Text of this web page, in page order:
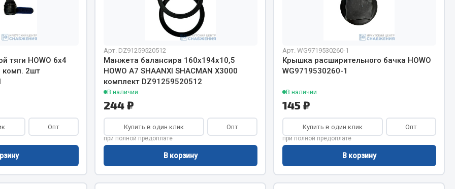
Инструмент
Автомобильный инструмент
Измерительный инструмент
Крепежный инструмент
Силовое оборудование
Слесарный инструмент
Столярный инструмент
Показать ещё
Цепи подъёмные
Весь раздел
тяги HOWO 6х4
комп. 2шт
Опт
Арт. DZ91259520512
Манжета балансира 160х194х10,5
HOWO А7 SHAANXI SHACMAN X3000
комплект DZ91259520512
В наличии
244 ₽
Купить в один клик Опт
при полной предоплате
В корзину
Арт. WG9719530260-1
Крышка расширительного бачка HOWO
WG9719530260-1
В наличии
145 ₽
Купить в один клик Опт
при полной предоплате
В корзину